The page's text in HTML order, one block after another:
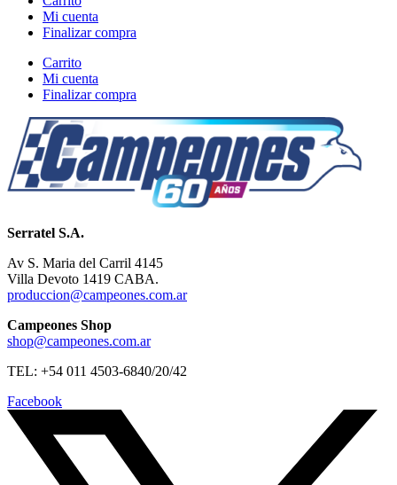
Mi cuenta
Finalizar compra
Carrito
Mi cuenta
Finalizar compra
Serratel S.A.
Av S. Maria del Carril 4145
Villa Devoto 1419 CABA.
produccion@campeones.com.ar
Campeones Shop
shop@campeones.com.ar
TEL: +54 011 4503-6840/20/42
Facebook